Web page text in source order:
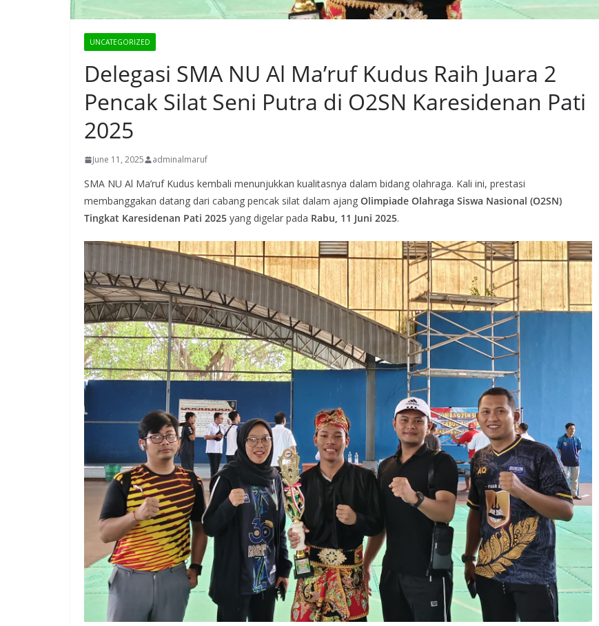
UNCATEGORIZED
Delegasi SMA NU Al Ma’ruf Kudus Raih Juara 2
Pencak Silat Seni Putra di O2SN Karesidenan Pati
2025
June 11, 2025 adminalmaruf
SMA NU Al Ma’ruf Kudus kembali menunjukkan kualitasnya dalam bidang olahraga. Kali ini, prestasi
membanggakan datang dari cabang pencak silat dalam ajang Olimpiade Olahraga Siswa Nasional (O2SN)
Tingkat Karesidenan Pati 2025 yang digelar pada Rabu, 11 Juni 2025.